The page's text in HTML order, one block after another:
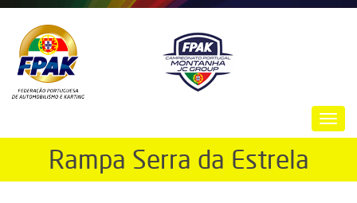
conteúdo
principal
Rampa Serra da Estrela